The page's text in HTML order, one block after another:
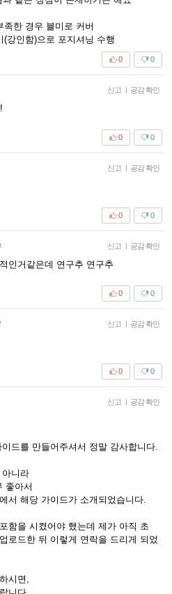
한 경우 블미로 커버
강인함)으로 포지셔닝 수행
0
0
신고 | 공감 확인
0
0
신고 | 공감 확인
0
0
신고 | 공감 확인
인거같은데 연구추 연구추
0
0
신고 | 공감 확인
0
0
신고 | 공감 확인
드를 만들어주셔서 정말 감사합니다.
니라
좋아서
서 해당 가이드가 소개되었습니다.
함을 시켰어야 했는데 제가 아직 초
로드한 뒤 이렇게 연락을 드리게 되었
시면,